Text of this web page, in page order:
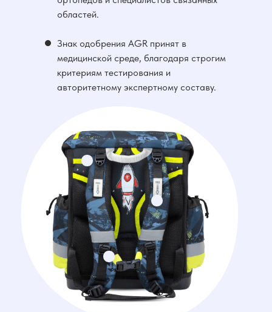
областей.
Знак одобрения AGR принят в
медицинской среде, благодаря строгим
критериям тестирования и
авторитетному экспертному составу.